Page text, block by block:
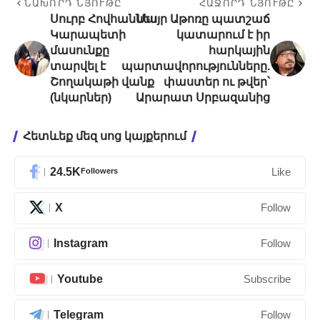
ՆԱԽՈՐԴ ՆՅՈՒԹԸ
Սուրբ Հովհաննես
Կարապետի
մասունքը
տարվել է
Շողակաթի վանք
(նկարներ)
ՀԱՋՈՐԴ ՆՅՈՒԹԸ
Մայր Աթոռը պատշաճ
կատարում է իր
հարկային
պարտավորությունները.
փաստեր ու թվեր՝
Արարատ Սրբազանից
Հետևեք մեզ սոց կայքերում
24.5KFollowers Like
X Follow
Instagram Follow
Youtube Subscribe
Telegram Follow